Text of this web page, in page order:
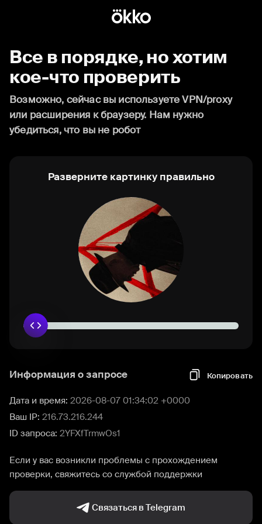
Все в порядке, но хотим
кое-что проверить
Возможно, сейчас вы используете VPN/proxy
или расширения к браузеру. Нам нужно
убедиться, что вы не робот
Разверните картинку правильно
Информация о запросе Копировать
Дата и время: 2026-08-07 01:34:02 +0000
Ваш IP: 216.73.216.244
ID запроса: 2YFXfTrmwOs1
Если у вас возникли проблемы с прохождением
проверки, свяжитесь со службой поддержки
Связаться в Telegram